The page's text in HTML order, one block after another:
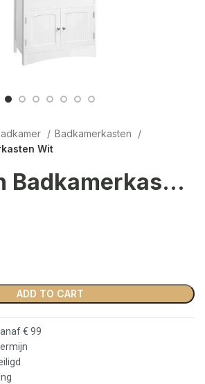
Badkamerkasten
Wit
Arlington Badkamerkasten Wit
ADD TO CART
€ 99